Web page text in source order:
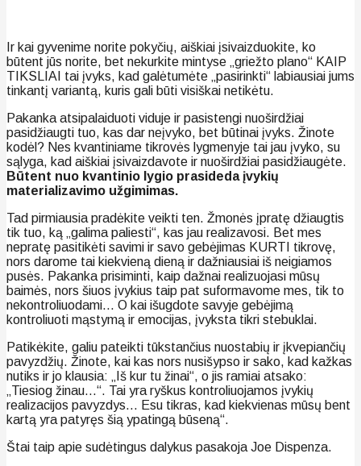
Ir kai gyvenime norite pokyčių, aiškiai įsivaizduokite, ko
būtent jūs norite, bet nekurkite mintyse „griežto plano“ KAIP
TIKSLIAI tai įvyks, kad galėtumėte „pasirinkti“ labiausiai jums
tinkantį variantą, kuris gali būti visiškai netikėtu.
Pakanka atsipalaiduoti viduje ir pasistengi nuoširdžiai
pasidžiaugti tuo, kas dar neįvyko, bet būtinai įvyks. Žinote
kodėl? Nes kvantiniame tikrovės lygmenyje tai jau įvyko, su
sąlyga, kad aiškiai įsivaizdavote ir nuoširdžiai pasidžiaugėte.
Būtent nuo kvantinio lygio prasideda įvykių
materializavimo užgimimas.
Tad pirmiausia pradėkite veikti ten. Žmonės įpratę džiaugtis
tik tuo, ką „galima paliesti“, kas jau realizavosi. Bet mes
nepratę pasitikėti savimi ir savo gebėjimas KURTI tikrovę,
nors darome tai kiekvieną dieną ir dažniausiai iš neigiamos
pusės. Pakanka prisiminti, kaip dažnai realizuojasi mūsų
baimės, nors šiuos įvykius taip pat suformavome mes, tik to
nekontroliuodami… O kai išugdote savyje gebėjimą
kontroliuoti mąstymą ir emocijas, įvyksta tikri stebuklai.
Patikėkite, galiu pateikti tūkstančius nuostabių ir įkvepiančių
pavyzdžių. Žinote, kai kas nors nusišypso ir sako, kad kažkas
nutiks ir jo klausia: „Iš kur tu žinai“, o jis ramiai atsako:
„Tiesiog žinau…“. Tai yra ryškus kontroliuojamos įvykių
realizacijos pavyzdys… Esu tikras, kad kiekvienas mūsų bent
kartą yra patyręs šią ypatingą būseną“.
Štai taip apie sudėtingus dalykus pasakoja Joe Dispenza.